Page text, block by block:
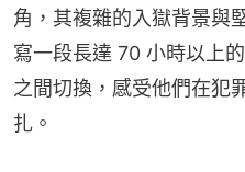
角，其複雜的入獄背景與
寫一段長達 70 小時以上
之間切換，感受他們在犯
扎。